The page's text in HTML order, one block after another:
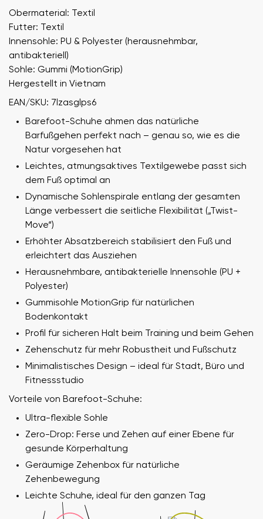
Obermaterial: Textil
Futter: Textil
Innensohle: PU & Polyester (herausnehmbar,
antibakteriell)
Sohle: Gummi (MotionGrip)
Hergestellt in Vietnam
EAN/SKU: 7lzasglps6
Barefoot-Schuhe ahmen das natürliche
Barfußgehen perfekt nach – genau so, wie es die
Natur vorgesehen hat
Leichtes, atmungsaktives Textilgewebe passt sich
dem Fuß optimal an
Dynamische Sohlenspirale entlang der gesamten
Länge verbessert die seitliche Flexibilität („Twist-
Move“)
Erhöhter Absatzbereich stabilisiert den Fuß und
erleichtert das Ausziehen
Herausnehmbare, antibakterielle Innensohle (PU +
Polyester)
Gummisohle MotionGrip für natürlichen
Bodenkontakt
Profil für sicheren Halt beim Training und beim Gehen
Zehenschutz für mehr Robustheit und Fußschutz
Minimalistisches Design – ideal für Stadt, Büro und
Fitnessstudio
Vorteile von Barefoot-Schuhe:
Ultra-flexible Sohle
Zero-Drop: Ferse und Zehen auf einer Ebene für
gesunde Körperhaltung
Geräumige Zehenbox für natürliche
Zehenbewegung
Leichte Schuhe, ideal für den ganzen Tag